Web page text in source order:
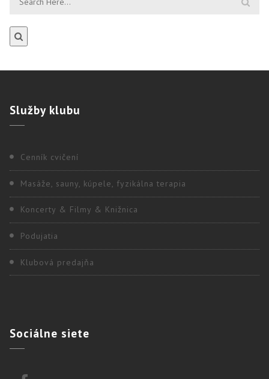
Službyklubu
Cenník cvičení
Masáže, sauny, kúpele, fyzikálna terapia
Koncerty & Filmy & Knižnica
Podujatia
Klubová predajňa
Sociálne siete